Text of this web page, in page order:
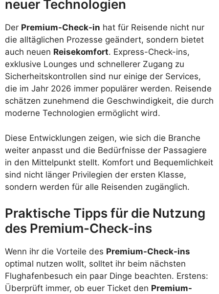
neuer Technologien
Der Premium-Check-in hat für Reisende nicht nur
die alltäglichen Prozesse geändert, sondern bietet
auch neuen Reisekomfort. Express-Check-ins,
exklusive Lounges und schnellerer Zugang zu
Sicherheitskontrollen sind nur einige der Services,
die im Jahr 2026 immer populärer werden. Reisende
schätzen zunehmend die Geschwindigkeit, die durch
moderne Technologien ermöglicht wird.
Diese Entwicklungen zeigen, wie sich die Branche
weiter anpasst und die Bedürfnisse der Passagiere
in den Mittelpunkt stellt. Komfort und Bequemlichkeit
sind nicht länger Privilegien der ersten Klasse,
sondern werden für alle Reisenden zugänglich.
Praktische Tipps für die Nutzung
des Premium-Check-ins
Wenn ihr die Vorteile des Premium-Check-ins
optimal nutzen wollt, solltet ihr beim nächsten
Flughafenbesuch ein paar Dinge beachten. Erstens:
Überprüft immer, ob euer Ticket den Premium-